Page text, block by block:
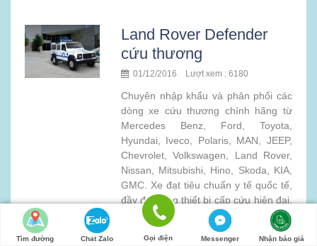
Land Rover Defender
cứu thương
01/12/2016 Lượt xem : 6180
Chuyên nhập khẩu và phân phối các
dòng xe cứu thương chính hãng từ
Mercedes Benz, Ford, Toyota,
Hyundai, Iveco, Polaris, MAN, JEEP,
Chevrolet, Volkswagen, Land Rover,
Nissan, Mitsubishi, Hino, Skoda, KIA,
GMC. Xe đạt tiêu chuẩn y tế quốc tế,
đầy đủ trang thiết bị cấp cứu hiện đại.
Hỗ trợ giao xe toàn quốc, bảo hành
chính hãng. Liên hệ ngay để nhận
Tìm đường Chat Zalo Gọi điện Messenger Nhận báo giá